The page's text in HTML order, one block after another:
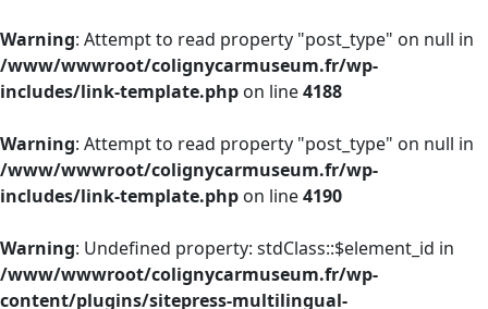
Warning: Attempt to read property "post_type" on null in
/www/wwwroot/colignycarmuseum.fr/wp-
includes/link-template.php on line4188
Warning: Attempt to read property "post_type" on null in
/www/wwwroot/colignycarmuseum.fr/wp-
includes/link-template.php on line4190
Warning: Undefined property: stdClass::$element_id in
/www/wwwroot/colignycarmuseum.fr/wp-
content/plugins/sitepress-multilingual-